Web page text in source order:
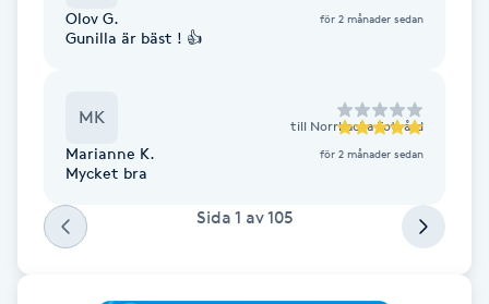
Faceliftmassage
Fet hårbotten
Fettreducering
Olov G. för 2 månader sedan
Gunilla är bäst ! 👍
MK till Norrbacka Fotvård
Marianne K. för 2 månader sedan
Mycket bra
Sida 1 av105